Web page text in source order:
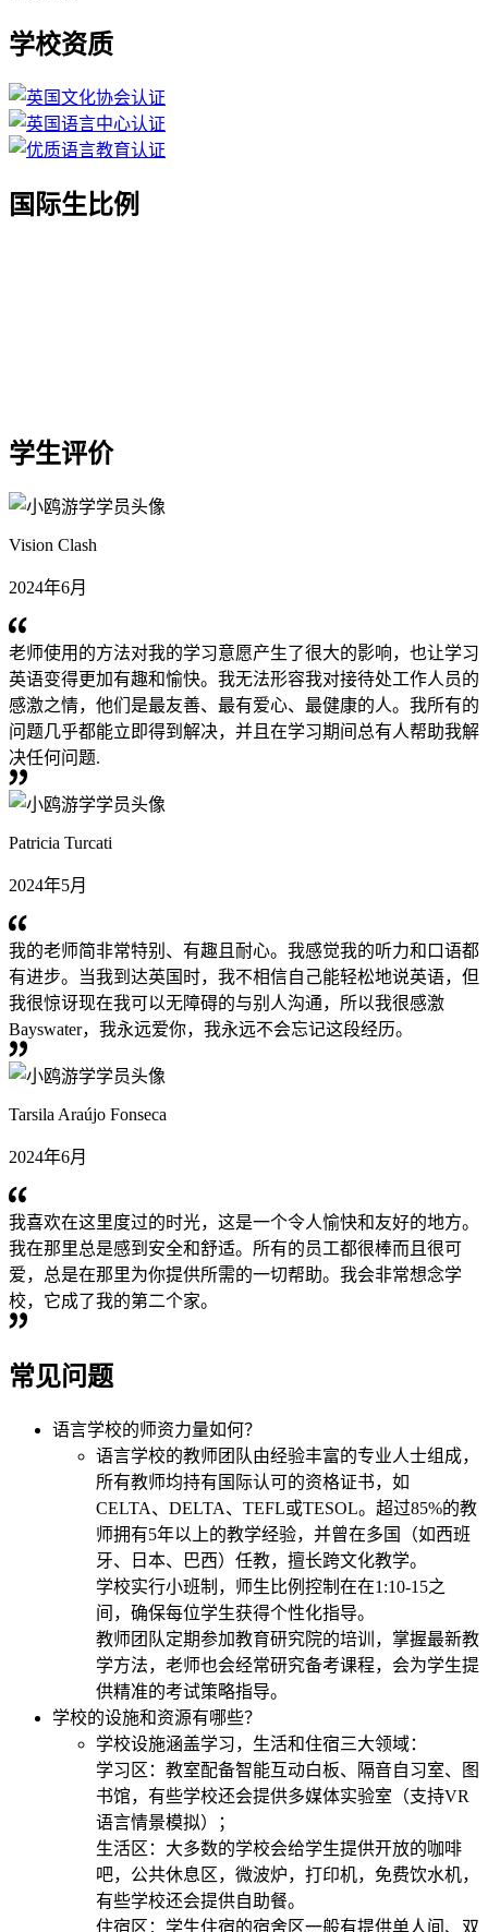
学校资质
国际生比例
学生评价
Vision Clash
2024年6月
老师使用的方法对我的学习意愿产生了很大的影响，也让学习
英语变得更加有趣和愉快。我无法形容我对接待处工作人员的
感激之情，他们是最友善、最有爱心、最健康的人。我所有的
问题几乎都能立即得到解决，并且在学习期间总有人帮助我解
决任何问题.
Patricia Turcati
2024年5月
我的老师简非常特别、有趣且耐心。我感觉我的听力和口语都
有进步。当我到达英国时，我不相信自己能轻松地说英语，但
我很惊讶现在我可以无障碍的与别人沟通，所以我很感激
Bayswater，我永远爱你，我永远不会忘记这段经历。
Tarsila Araújo Fonseca
2024年6月
我喜欢在这里度过的时光，这是一个令人愉快和友好的地方。
我在那里总是感到安全和舒适。所有的员工都很棒而且很可
爱，总是在那里为你提供所需的一切帮助。我会非常想念学
校，它成了我的第二个家。
常见问题
语言学校的师资力量如何？
语言学校的教师团队由经验丰富的专业人士组成，
所有教师均持有国际认可的资格证书，如
CELTA、DELTA、TEFL或TESOL。超过85%的教
师拥有5年以上的教学经验，并曾在多国（如西班
牙、日本、巴西）任教，擅长跨文化教学。
学校实行小班制，师生比例控制在在1:10-15之
间，确保每位学生获得个性化指导。
教师团队定期参加教育研究院的培训，掌握最新教
学方法，老师也会经常研究备考课程，会为学生提
供精准的考试策略指导。
学校的设施和资源有哪些？
学校设施涵盖学习，生活和住宿三大领域：
学习区：教室配备智能互动白板、隔音自习室、图
书馆，有些学校还会提供多媒体实验室（支持VR
语言情景模拟）；
生活区：大多数的学校会给学生提供开放的咖啡
吧，公共休息区，微波炉，打印机，免费饮水机，
有些学校还会提供自助餐。
住宿区：学生住宿的宿舍区一般有提供单人间、双